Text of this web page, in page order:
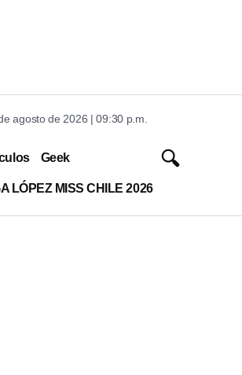
agosto de 2026 | 09:30 p.m.
Geek
LÓPEZ MISS CHILE 2026